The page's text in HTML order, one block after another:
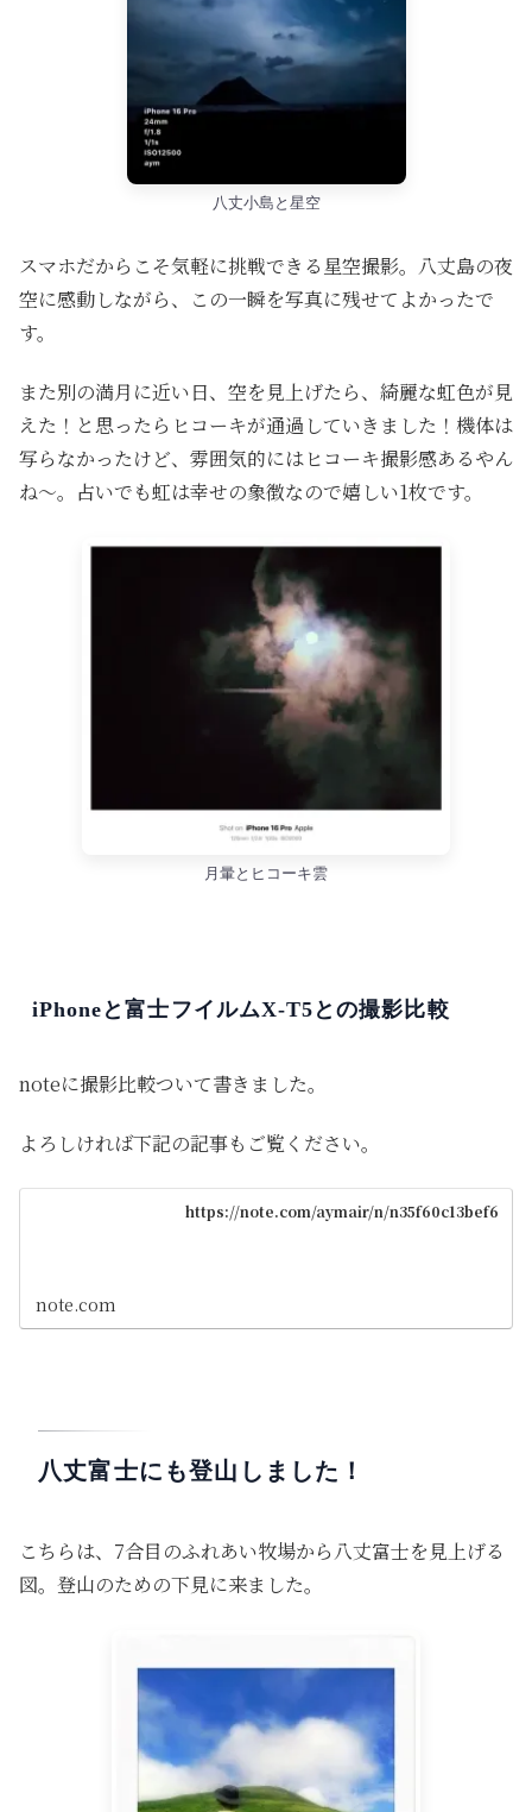
八丈小島と星空
スマホだからこそ気軽に挑戦できる星空撮影。八丈島の夜
空に感動しながら、この一瞬を写真に残せてよかったで
す。
また別の満月に近い日、空を見上げたら、綺麗な虹色が見
えた！と思ったらヒコーキが通過していきました！機体は
写らなかったけど、雰囲気的にはヒコーキ撮影感あるやん
ね〜。占いでも虹は幸せの象徴なので嬉しい1枚です。
月暈とヒコーキ雲
iPhoneと富士フイルムX-T5との撮影比較
noteに撮影比較ついて書きました。
よろしければ下記の記事もご覧ください。
https://note.com/aymair/n/n35f60c13bef6
note.com
八丈富士にも登山しました！
こちらは、7合目のふれあい牧場から八丈富士を見上げる
図。登山のための下見に来ました。